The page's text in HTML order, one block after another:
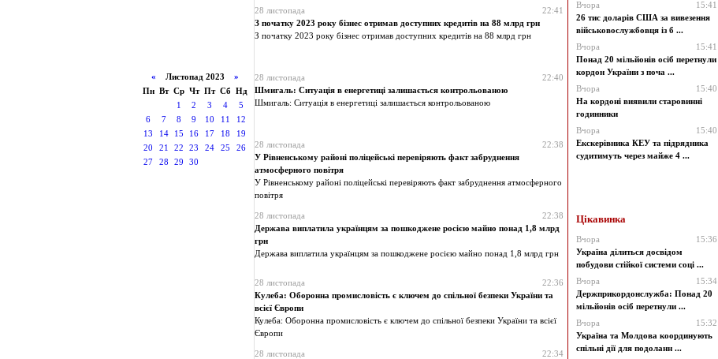
« Листопад 2023 »
Пн Вт Ср Чт Пт Сб Нд
1
2 3 4
5
6
7 8 9 10 11
12
13
14 15 16 17 18
19
20
21 22 23 24 25
26
27
28 29 30
Вчора
15:41
26 тис доларів США за вивезення
військовослужбовця із б ...
Вчора
15:41
Понад 20 мільйонів осіб перетнули
кордон України з поча ...
Вчора
15:40
На кордоні виявили старовинні
годинники
Вчора
15:40
Екскерівника КЕУ та підрядника
судитимуть через майже 4 ...
28 листопада
22:41
З початку 2023 року бізнес отримав доступних кредитів на 88 млрд грн
З початку 2023 року бізнес отримав доступних кредитів на 88 млрд грн
28 листопада
22:40
Шмигаль: Ситуація в енергетиці залишається контрольованою
Шмигаль: Ситуація в енергетиці залишається контрольованою
28 листопада
22:38
У Рівненському районі поліцейські перевіряють факт забруднення
атмосферного повітря
У Рівненському районі поліцейські перевіряють факт забруднення атмосферного
повітря
28 листопада
22:38
Держава виплатила українцям за пошкоджене росією майно понад 1,8 млрд
грн
Держава виплатила українцям за пошкоджене росією майно понад 1,8 млрд грн
Цікавинка
Вчора
15:36
Україна ділиться досвідом
побудови стійкої системи соці ...
Вчора
15:34
Держприкордонслужба: Понад 20
мільйонів осіб перетнули ...
Вчора
15:32
Україна та Молдова координують
спільні дії для подоланн ...
28 листопада
22:36
Кулеба: Оборонна промисловість є ключем до спільної безпеки України та
всієї Європи
Кулеба: Оборонна промисловість є ключем до спільної безпеки України та всієї
Європи
28 листопада
22:34